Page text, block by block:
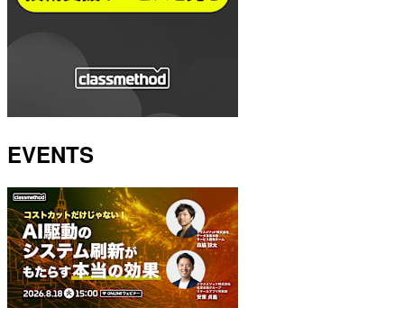
EVENTS